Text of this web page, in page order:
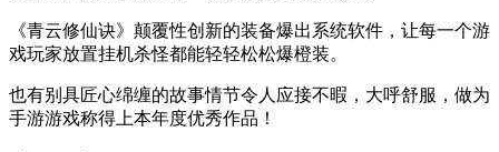
《青云修仙诀》颠覆性创新的装备爆出系统软件，让每一个游
戏玩家放置挂机杀怪都能轻轻松松爆橙装。
也有别具匠心绵缠的故事情节令人应接不暇，大呼舒服，做为
手游游戏称得上本年度优秀作品！